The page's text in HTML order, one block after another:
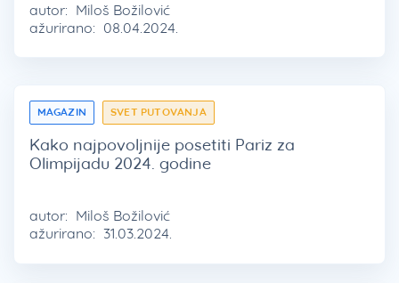
autor: Miloš Božilović
ažurirano: 08.04.2024.
MAGAZIN SVET PUTOVANJA
Kako najpovoljnije posetiti Pariz za
Olimpijadu 2024. godine
autor: Miloš Božilović
ažurirano: 31.03.2024.